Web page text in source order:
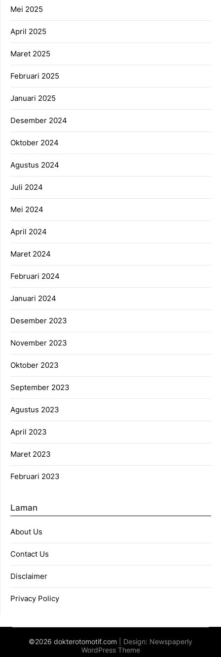
Mei 2025
April 2025
Maret 2025
Februari 2025
Januari 2025
Desember 2024
Oktober 2024
Agustus 2024
Juli 2024
Mei 2024
April 2024
Maret 2024
Februari 2024
Januari 2024
Desember 2023
November 2023
Oktober 2023
September 2023
Agustus 2023
April 2023
Maret 2023
Februari 2023
Laman
About Us
Contact Us
Disclaimer
Privacy Policy
©2026 dokterotomotif.com | Design: Newspaperly
WordPress Theme